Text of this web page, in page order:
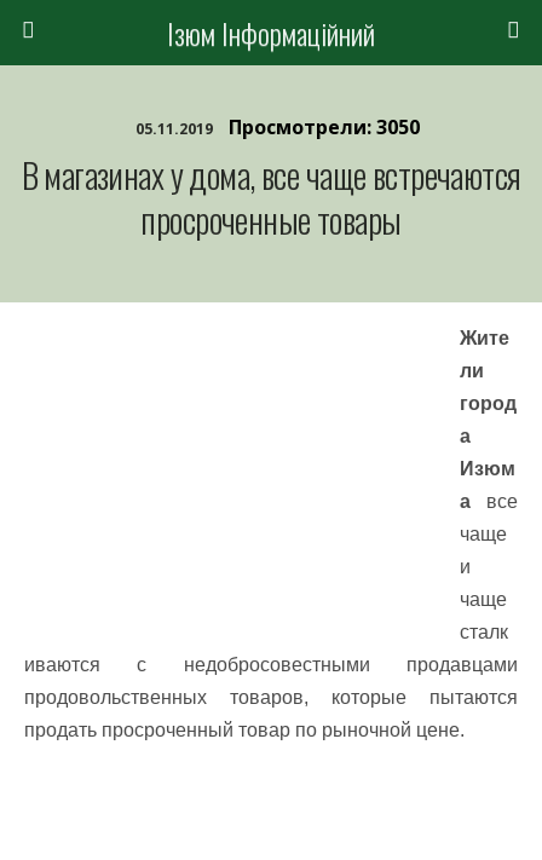
Ізюм Інформаційний
05.11.2019 Просмотрели: 3050
В магазинах у дома, все чаще встречаются
просроченные товары
Жите
ли
город
а
Изюм
а все
чаще
и
чаще
сталк
иваются с недобросовестными продавцами
продовольственных товаров, которые пытаются
продать просроченный товар по рыночной цене.